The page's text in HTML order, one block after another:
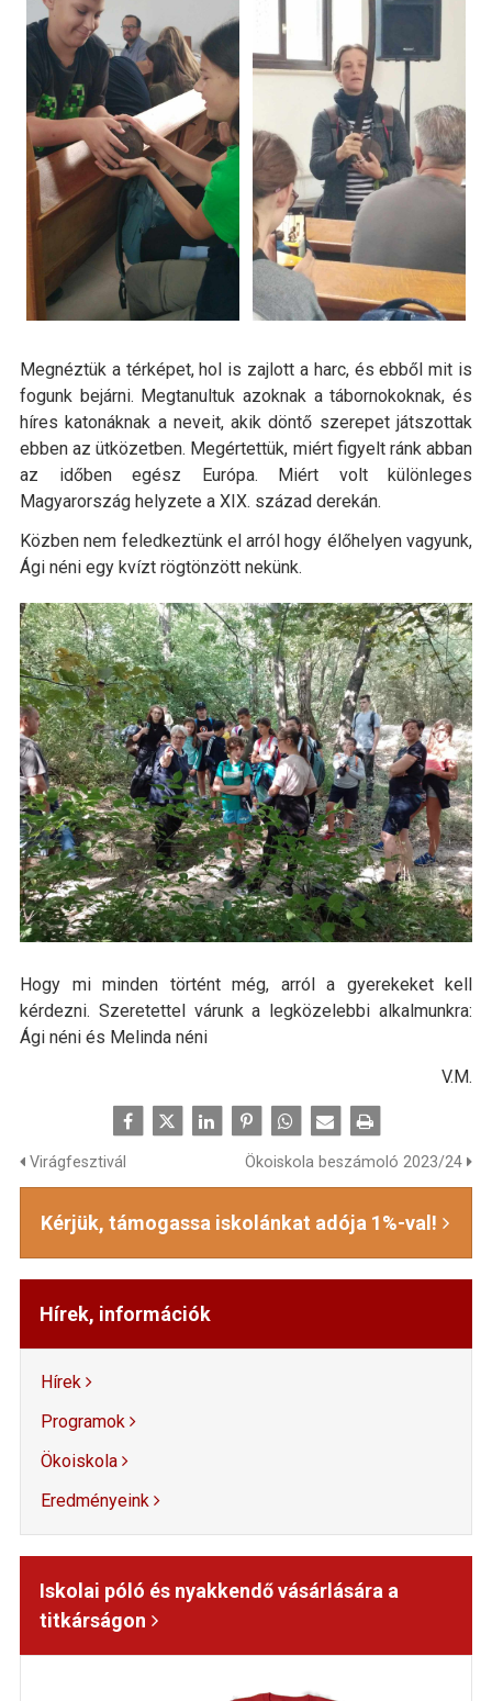
Megnéztük a térképet, hol is zajlott a harc, és ebből mit is
fogunk bejárni. Megtanultuk azoknak a tábornokoknak, és
híres katonáknak a neveit, akik döntő szerepet játszottak
ebben az ütközetben. Megértettük, miért figyelt ránk abban
az időben egész Európa. Miért volt különleges
Magyarország helyzete a XIX. század derekán.
Közben nem feledkeztünk el arról hogy élőhelyen vagyunk,
Ági néni egy kvízt rögtönzött nekünk.
Hogy mi minden történt még, arról a gyerekeket kell
kérdezni. Szeretettel várunk a legközelebbi alkalmunkra:
Ági néni és Melinda néni
V.M.
Virágfesztivál Ökoiskola beszámoló 2023/24
Kérjük, támogassa iskolánkat adója 1%-val!
Hírek, információk
Hírek
Programok
Ökoiskola
Eredményeink
Iskolai póló és nyakkendő vásárlására a
titkárságon